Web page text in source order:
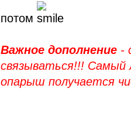
потом
Важное дополнение -
связываться!!! Самый
опарыш получается